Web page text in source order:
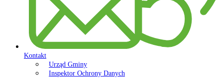
Kontakt
Urząd Gminy
Inspektor Ochrony Danych